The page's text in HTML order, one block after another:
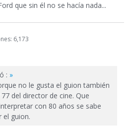
que sin él no se hacía nada...
6,173
: »
no le gusta el guion también
del director de cine. Que
con 80 años se sabe
el guion.